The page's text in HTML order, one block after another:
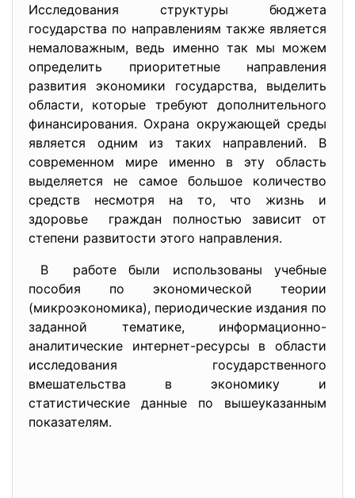
Исследования структуры бюджета
государства по направлениям также является
немаловажным, ведь именно так мы можем
определить приоритетные направления
развития экономики государства, выделить
области, которые требуют дополнительного
финансирования. Охрана окружающей среды
является одним из таких направлений. В
современном мире именно в эту область
выделяется не самое большое количество
средств несмотря на то, что жизнь и
здоровье граждан полностью зависит от
степени развитости этого направления.
В работе были использованы учебные
пособия по экономической теории
(микроэкономика), периодические издания по
заданной тематике, информационно-
аналитические интернет-ресурсы в области
исследования государственного
вмешательства в экономику и
статистические данные по вышеуказанным
показателям.